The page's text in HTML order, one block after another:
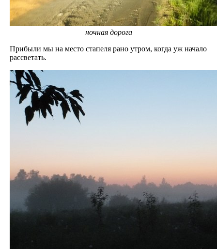
ночная дорога
Прибыли мы на место стапеля рано утром, когда уж начало
рассветать.